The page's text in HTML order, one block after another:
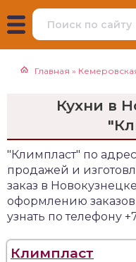
Главная »
Кухни в
"Климпласт" по
продажей и
заказ в
оформлению
узнать по телефону
Климпласт